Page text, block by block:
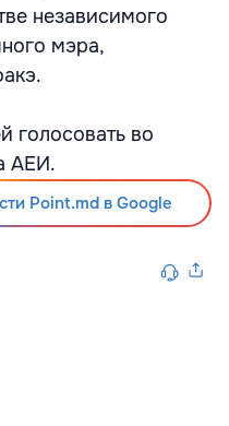
независимого
мэра,
голосовать во
АЕИ.
Point.md в Google